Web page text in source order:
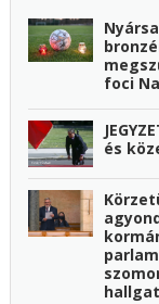
foci
és